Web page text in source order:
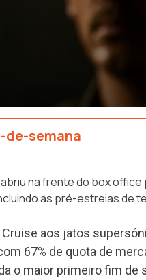
de-semana
na frente do box office
as pré-estreias de
Cruise aos jatos
67% de quota de
o maior primeiro fim de